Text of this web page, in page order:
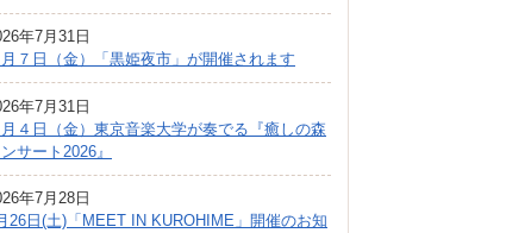
広報しなの
町制70周年記念
年7月31日
月７日（金）「黒姫夜市」が開催されます
年7月31日
月４日（金）東京音楽大学が奏でる『癒しの森
サート2026』
年7月28日
26日(土)「MEET IN KUROHIME」開催のお知